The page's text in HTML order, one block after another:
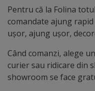
Pentru că la Folina
comandate ajung
ușor, ajung ușor,
Când comanzi, alege
curier sau ridicare din
showroom se face